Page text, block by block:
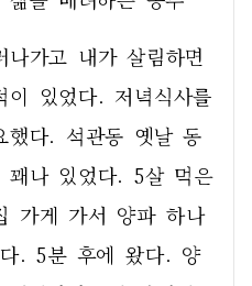
가고 내가 살림하면
있었다. 저녁식사를
했다. 석관동 옛날 동
꽤나 있었다. 5살 먹은
가게 가서 양파 하나
. 5분 후에 왔다. 양